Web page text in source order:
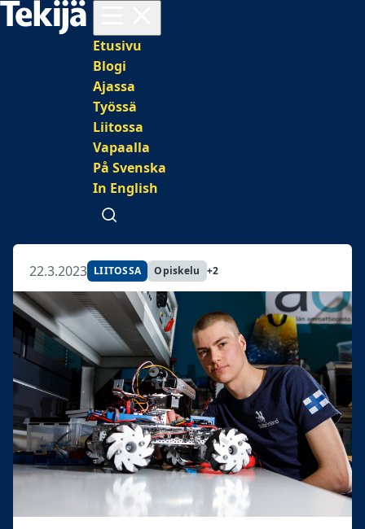
Päävalikko
Etusivu
Blogi
Ajassa
Työssä
Liitossa
Vapaalla
På Svenska
In English
Avaa haku
22.3.2023 LIITOSSA Opiskelu +2